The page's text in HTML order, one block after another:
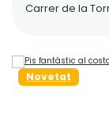
Carrer de la
Novetat